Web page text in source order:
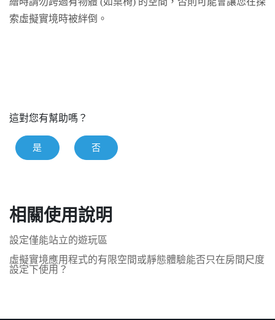
索虛擬實境時被絆倒。
這對您有幫助嗎？
是 否
相關使用說明
設定僅能站立的遊玩區
虛擬實境應用程式的有限空間或靜態體驗能否只在房間尺度
設定下使用？